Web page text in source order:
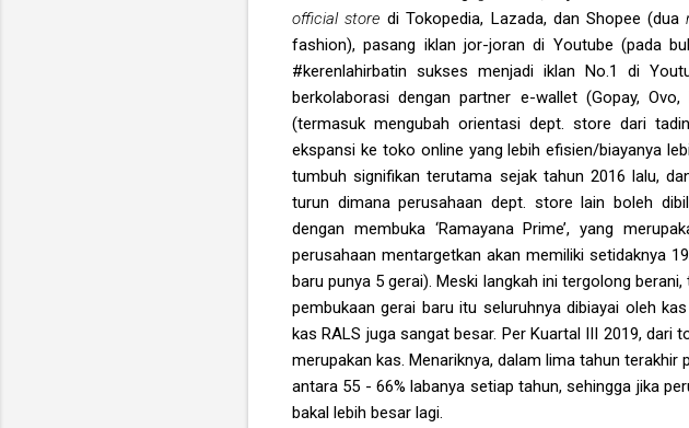
official storedi Tokopedia, Lazada, dan Shopee (dua
fashion), pasang iklan jor-joran di Youtube (pada
#kerenlahirbatin sukses menjadi iklan No.1 di
berkolaborasi dengan partner e-wallet (Gopay,
(termasuk mengubah orientasi dept. store dari
ekspansi ke toko online yang lebih efisien/biayanya
tumbuh signifikan terutama sejak tahun 2016 lalu,
turun dimana perusahaan dept. store lain boleh
dengan membuka ‘Ramayana Prime’, yang
perusahaan mentargetkan akan memiliki setidaknya
baru punya 5 gerai). Meski langkah ini tergolong
pembukaan gerai baru itu seluruhnya dibiayai oleh
kas RALS juga sangat besar. Per Kuartal III 2019, dari
merupakan kas. Menariknya, dalam lima tahun
antara 55 - 66% labanya setiap tahun, sehingga jika
bakal lebih besar lagi.